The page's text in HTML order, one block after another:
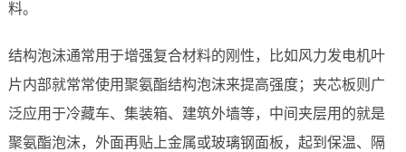
料。
结构泡沫通常用于增强复合材料的刚性，比如风力发电机叶
片内部就常常使用聚氨酯结构泡沫来提高强度；夹芯板则广
泛应用于冷藏车、集装箱、建筑外墙等，中间夹层用的就是
聚氨酯泡沫，外面再贴上金属或玻璃钢面板，起到保温、隔